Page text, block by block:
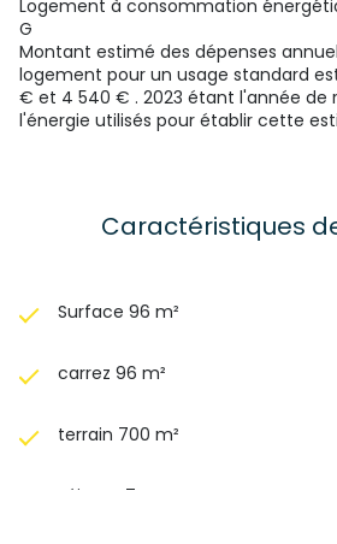
Actuellement chauffée au fioul, il y
de 1500 litres par an.
La rénovation énergétique étant la
isolation extérieure couplée au
permettra d'atteindre la
Vous pouvez contacter votre
43000 Le Puy-en-Velay – Gérant : Mr
Numéro de carte professionnelle CPI
Logement à consommation
G
Montant estimé des dépenses
logement pour un usage standard
€ et 4 540 € . 2023 étant l'année de
l'énergie utilisés pour établir cette
Caractéristiques
Surface 96 m²
carrez 96 m²
terrain 700 m²
séjour 47 m²